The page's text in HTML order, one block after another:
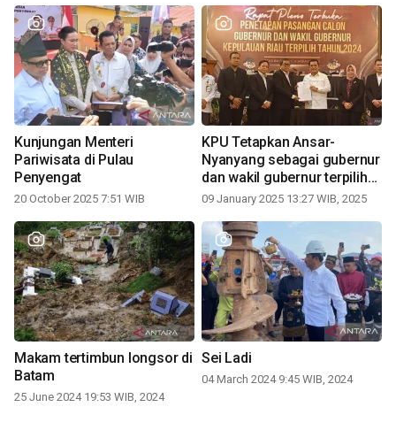
Kunjungan Menteri
Pariwisata di Pulau
Penyengat
20 October 2025 7:51 WIB
KPU Tetapkan Ansar-
Nyanyang sebagai gubernur
dan wakil gubernur terpilih
periode 2025-2030
09 January 2025 13:27 WIB, 2025
Makam tertimbun longsor di
Batam
25 June 2024 19:53 WIB, 2024
Sei Ladi
04 March 2024 9:45 WIB, 2024